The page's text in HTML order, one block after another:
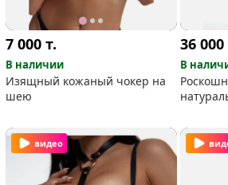
7 000т.
В наличии
Изящный кожаный чокер на
шею
36 000
В
видео